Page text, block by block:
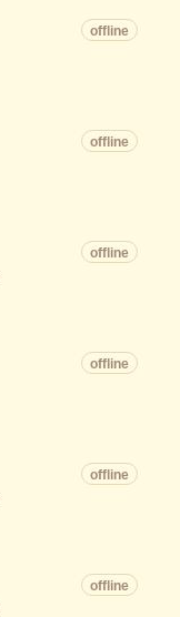
offline
offline
offline
offline
offline
offline